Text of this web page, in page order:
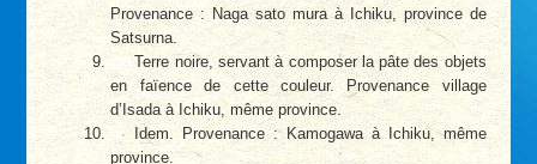
Provenance : Naga sato mura à Ichiku, province de
Satsurna.
Terre noire, servant à composer la pâte des objets
en faïence de cette couleur. Provenance village
d’Isada à Ichiku, même province.
Idem. Provenance : Kamogawa à Ichiku, même
province.